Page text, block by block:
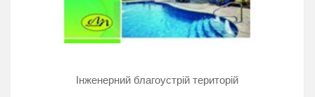
Інженерний благоустрій територій